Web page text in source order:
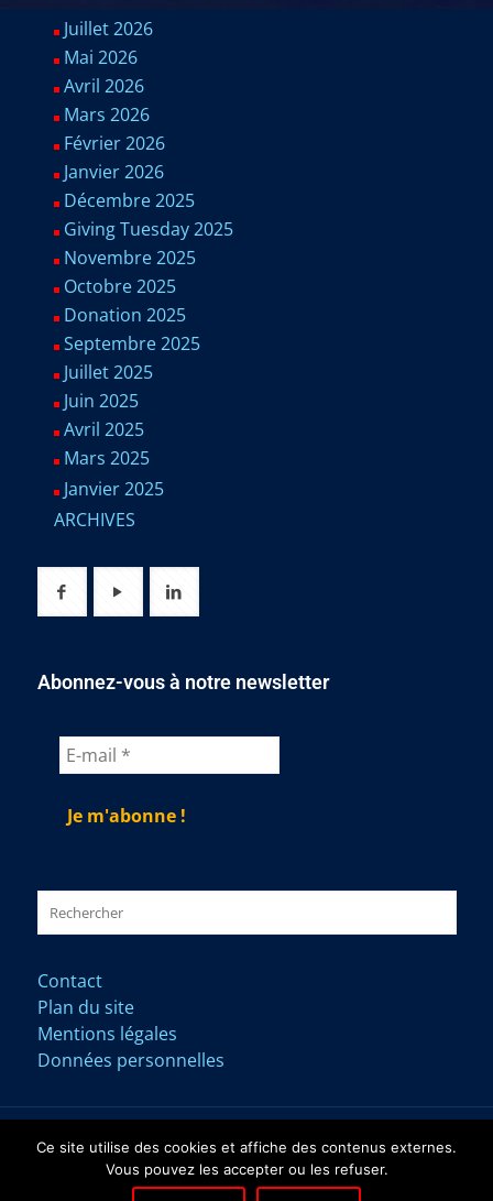
Juillet 2026
Mai 2026
Avril 2026
Mars 2026
Février 2026
Janvier 2026
Décembre 2025
Giving Tuesday 2025
Novembre 2025
Octobre 2025
Donation 2025
Septembre 2025
Juillet 2025
Juin 2025
Avril 2025
Mars 2025
Janvier 2025
ARCHIVES
Abonnez-vous à notre newsletter
Contact
Plan du site
Mentions légales
Données personnelles
Ce site utilise des cookies et affiche des contenus externes.
Vous pouvez les accepter ou les refuser.